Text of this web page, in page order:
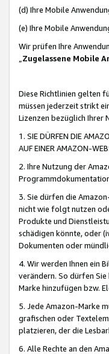
(d) Ihre Mobile
(e) Ihre Mobile
Wir prüfen Ihre
„Zugelassene Mobile
Diese Richtlinien gelten
müssen jederzeit strikt
Lizenzen bezüglich Ihrer
1. SIE DÜRFEN DIE
AUF EINER AMAZON-
2. Ihre Nutzung der
3. Sie dürfen die
nicht wie folgt nutzen
Produkte und
schädigen könnte, oder
Dokumenten oder
4. Wir werden Ihnen ein
verändern. So dürfen
Marke hinzufügen bzw.
5. Jede Amazon-Marke
grafischen oder
platzieren, der die
6. Alle Rechte an den